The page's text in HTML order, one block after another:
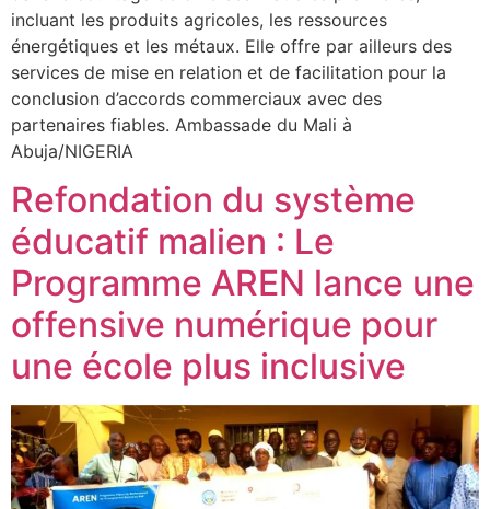
incluant les produits agricoles, les ressources
énergétiques et les métaux. Elle offre par ailleurs des
services de mise en relation et de facilitation pour la
conclusion d’accords commerciaux avec des
partenaires fiables. Ambassade du Mali à
Abuja/NIGERIA
Refondation du système
éducatif malien : Le
Programme AREN lance une
offensive numérique pour
une école plus inclusive